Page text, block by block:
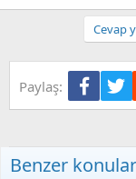
Cevap
Paylaş:
Benzer konular